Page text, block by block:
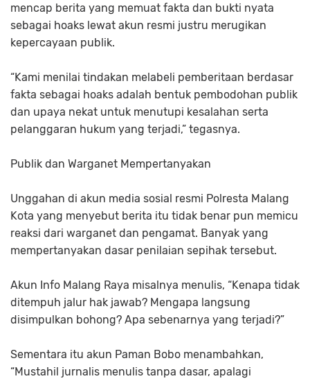
mencap berita yang memuat fakta dan bukti nyata
sebagai hoaks lewat akun resmi justru merugikan
kepercayaan publik.
“Kami menilai tindakan melabeli pemberitaan berdasar
fakta sebagai hoaks adalah bentuk pembodohan publik
dan upaya nekat untuk menutupi kesalahan serta
pelanggaran hukum yang terjadi,” tegasnya.
Publik dan Warganet Mempertanyakan
Unggahan di akun media sosial resmi Polresta Malang
Kota yang menyebut berita itu tidak benar pun memicu
reaksi dari warganet dan pengamat. Banyak yang
mempertanyakan dasar penilaian sepihak tersebut.
Akun Info Malang Raya misalnya menulis, “Kenapa tidak
ditempuh jalur hak jawab? Mengapa langsung
disimpulkan bohong? Apa sebenarnya yang terjadi?”
Sementara itu akun Paman Bobo menambahkan,
“Mustahil jurnalis menulis tanpa dasar, apalagi